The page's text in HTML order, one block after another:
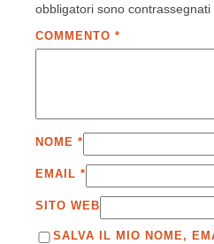
obbligatori sono contrassegnati
COMMENTO *
NOME *
EMAIL *
SITO WEB
SALVA IL MIO NOME,